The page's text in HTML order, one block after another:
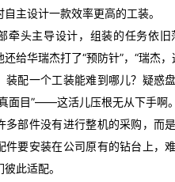
主设计一款效率更高的工装。
牵头主导设计，组装的任务依
给华瑞杰打了“预防针”，“瑞杰
装配一个工装能难到哪儿？疑惑
面目”——这活儿压根无从下手啊。
多部件没有进行整机的采购，而
件要安装在公司原有的钻台上，
此适配。